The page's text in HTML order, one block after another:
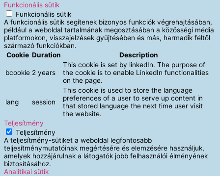
Funkcionális sütik
Funkcionális sütik
A funkcionális sütik segítenek bizonyos funkciók végrehajtásában,
például a weboldal tartalmának megosztásában a közösségi média
platformokon, visszajelzések gyűjtésében és más, harmadik féltől
származó funkciókban.
Cookie Duration Description
bcookie 2 years
This cookie is set by linkedIn. The purpose of
the cookie is to enable LinkedIn functionalities
on the page.
lang session
This cookie is used to store the language
preferences of a user to serve up content in
that stored language the next time user visit
the website.
Teljesítmény
Teljesítmény
A teljesítmény-sütiket a weboldal legfontosabb
teljesítménymutatóinak megértésére és elemzésére használjuk,
amelyek hozzájárulnak a látogatók jobb felhasználói élményének
biztosításához.
Analitikai sütik